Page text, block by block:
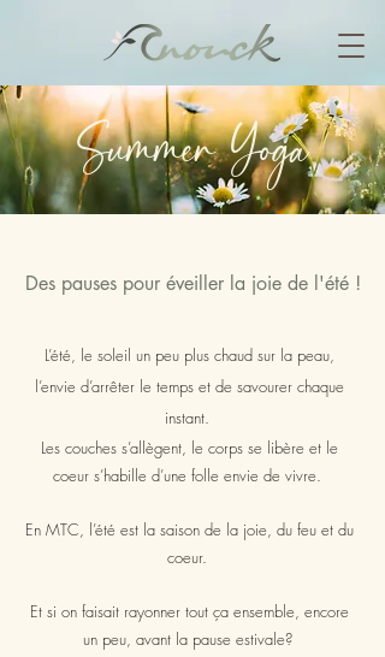
Summer Yoga
Des pauses pour éveiller la joie de l'été !
L’été, le soleil un peu plus chaud sur la peau,
l’envie d’arrêter le temps et de savourer chaque
instant.
Les couches s’allègent, le corps se libère et le
coeur s’habille d’une folle envie de vivre.
En MTC, l’été est la saison de la joie, du feu et du
coeur.
Et si on faisait rayonner tout ça ensemble, encore
un peu, avant la pause estivale?